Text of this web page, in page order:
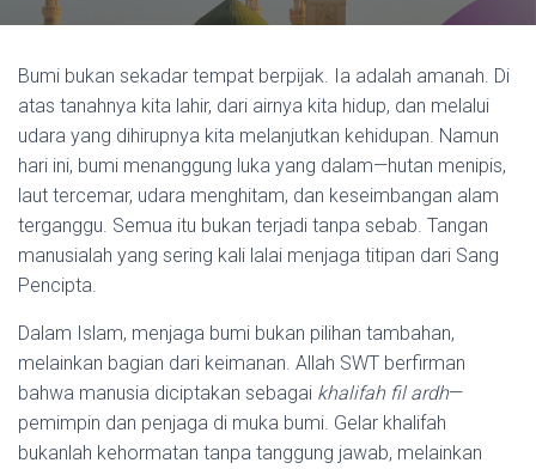
Bumi bukan sekadar tempat berpijak. Ia adalah amanah. Di
atas tanahnya kita lahir, dari airnya kita hidup, dan melalui
udara yang dihirupnya kita melanjutkan kehidupan. Namun
hari ini, bumi menanggung luka yang dalam—hutan menipis,
laut tercemar, udara menghitam, dan keseimbangan alam
terganggu. Semua itu bukan terjadi tanpa sebab. Tangan
manusialah yang sering kali lalai menjaga titipan dari Sang
Pencipta.
Dalam Islam, menjaga bumi bukan pilihan tambahan,
melainkan bagian dari keimanan. Allah SWT berfirman
bahwa manusia diciptakan sebagai khalifah fil ardh—
pemimpin dan penjaga di muka bumi. Gelar khalifah
bukanlah kehormatan tanpa tanggung jawab, melainkan